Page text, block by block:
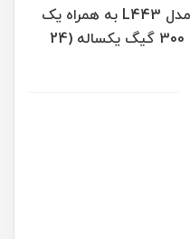
مودم 4G LTE یوتل همراه اول مدل L443 به همراه یک
عدد سیمکارت و بسته اینترنتی 300 گیگ یکساله (24